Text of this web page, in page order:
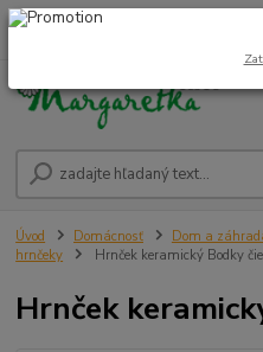
0948 236 042
Úvod Domácnosť Dom a
hrnčeky
Hrnček keramický Bodky
Hrnček